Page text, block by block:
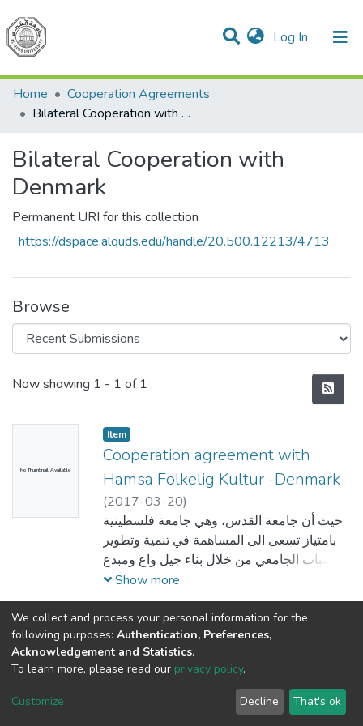
Log In (current)
Communities & Collections
All of DSpace
Home
Cooperation Agreements
Bilateral Cooperation with Denmark
Bilateral Cooperation with
Denmark
Permanent URI for this collection
https://dspace.alquds.edu/handle/20.500.12213/4713
Browse
Recent Submissions
Now showing 1 - 1 of 1
No Thumbnail Available
Item
Cooperation agreement with
Hamsa Folkelig Kultur -Denmark
(2017-03-20)
حيث أن جامعة القدس، وهي جامعة فلسطينية
بامتياز تسعى الى المساهمة في تنمية وتطوير
الشباب الجامعي من خلال بناء جيل واع ومبدع
من الشباب الفلسطيني علميا وثقافيا وفكريا،
واعترافا بدور الجامعة في تطوير التعاون وتعزيز
العلاقات على المستوى الدولي مع الجامعات
والمراكز والمعاهد والجمعيات المرموقة في
المجالات العلمية والاكاديمية والثقافية والابداعية
والتطويرية والتدريبية للاسهام في تنمية الطلبة و
تطوير قدراتهم وبناء مهاراتهم الحياتية والثقافية
والابداعية والفكرية والفنية وتطويرها لتمكينهم
Show more
Cookie
End User
Agreement
Send
Feedback
We collect and process your personal information for the
following purposes: Authentication, Preferences,
Acknowledgement and Statistics.
To learn more, please read our privacy policy.
Customize Decline That's ok